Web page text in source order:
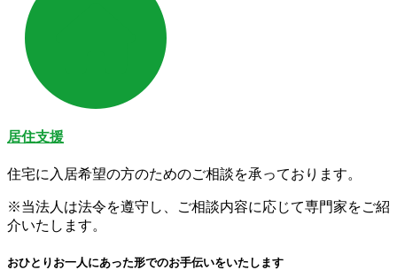
居住支援
住宅に入居希望の方のためのご相談を承っております。
※当法人は法令を遵守し、ご相談内容に応じて専門家をご紹
介いたします。
おひとりお一人にあった形でのお手伝いをいたします